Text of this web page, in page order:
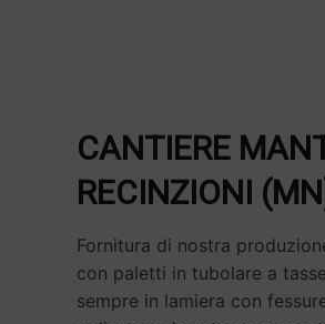
CANTIERE
RECINZIONI
Fornitura di nostra
con paletti in tubolare a
sempre in lamiera con